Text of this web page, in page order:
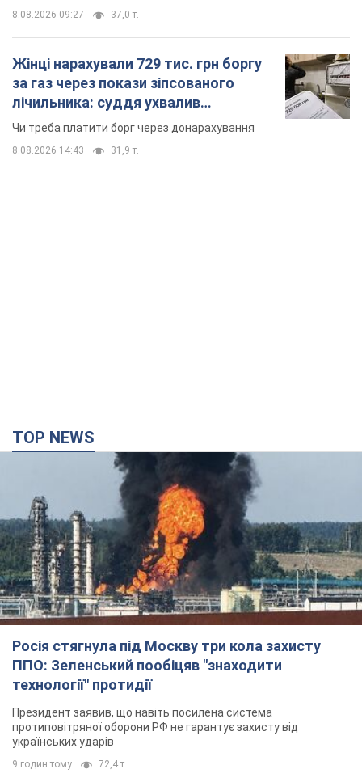
8.08.2026 09:27 37,0 т.
Жінці нарахували 729 тис. грн боргу
за газ через покази зіпсованого
лічильника: суддя ухвалив
неочікуване рішення
Чи треба платити борг через донарахування
8.08.2026 14:43 31,9 т.
TOP NEWS
Росія стягнула під Москву три кола захисту
ППО: Зеленський пообіцяв "знаходити
технології" протидії
Президент заявив, що навіть посилена система
протиповітряної оборони РФ не гарантує захисту від
українських ударів
9 годин тому 72,4 т.